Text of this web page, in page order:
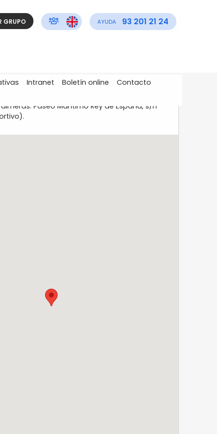
GRUPO AYUDA 93 201 21 24
Intranet Boletín online Contacto
Paseo Marítimo Rey de España, s/n